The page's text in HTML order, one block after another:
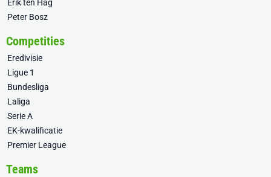
Erik ten Hag
Peter Bosz
Competities
Eredivisie
Ligue 1
Bundesliga
Laliga
Serie A
EK-kwalificatie
Premier League
Teams